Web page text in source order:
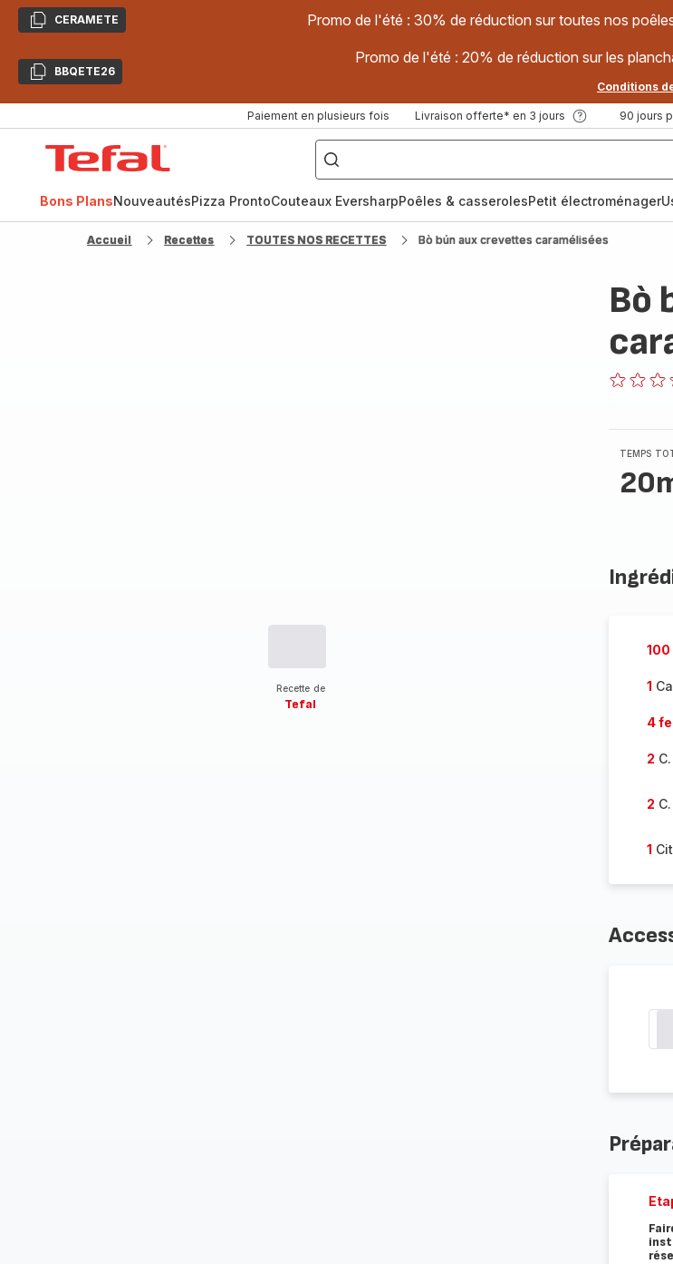
CopierCERAMETE Promo de l'été : 30% de réduction sur toutes nos
CopierBBQETE26
Promo de l'été : 20% de réduction sur les
Conditions
Paiement en plusieurs fois Livraison offerte* en 3 jours 90 jours
["Poêles
inox,
Cake
Factory,
Bons PlansNouveautésPizza ProntoCouteaux EversharpPoêles & casserolesPetit électroménager
Accueil Recettes TOUTES NOS RECETTES Bò bún aux crevettes caramélisées
Recette de
Tefal
Bò
TEMPS
100
1
4
2
2
1